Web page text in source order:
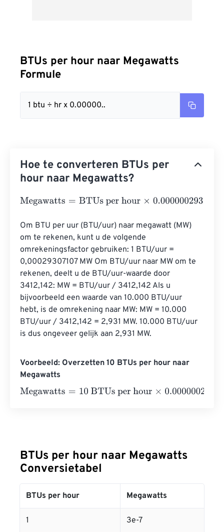
BTUs per hour naar Megawatts
Formule
1 btu ÷ hr x 0.00000..
Hoe te converteren BTUs per
hour naar Megawatts?
Megawatts=BTUs per hour× 0.0000002931
Om BTU per uur (BTU/uur) naar megawatt (MW)
om te rekenen, kunt u de volgende
omrekeningsfactor gebruiken: 1 BTU/uur =
0,00029307107 MW Om BTU/uur naar MW om te
rekenen, deelt u de BTU/uur-waarde door
3412,142: MW = BTU/uur / 3412,142 Als u
bijvoorbeeld een waarde van 10.000 BTU/uur
hebt, is de omrekening naar MW: MW = 10.000
BTU/uur / 3412,142 = 2,931 MW. 10.000 BTU/uur
is dus ongeveer gelijk aan 2,931 MW.
Voorbeeld: Overzetten 10 BTUs per hour naar
Megawatts
Megawatts=10 BTUs per hour× 0.0000002931=
BTUs per hour naar Megawatts
Conversietabel
BTUs per hour Megawatts
1 3e-7